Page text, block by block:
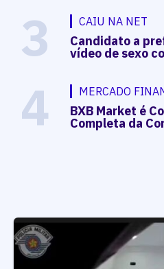
3 CAIU NA NET
Candidato a
vídeo de sexo
4 MERCADO
BXB Market é
Completa da